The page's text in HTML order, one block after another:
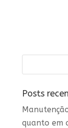
Posts
quanto em